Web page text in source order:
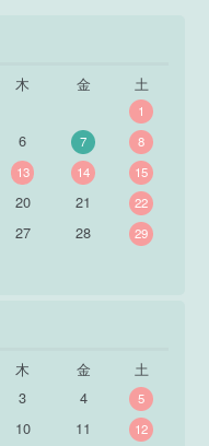
木 金 土
1
6 7
8
13 14
15
20 21
22
27 28
29
木 金
土
3 4
5
10 11
12